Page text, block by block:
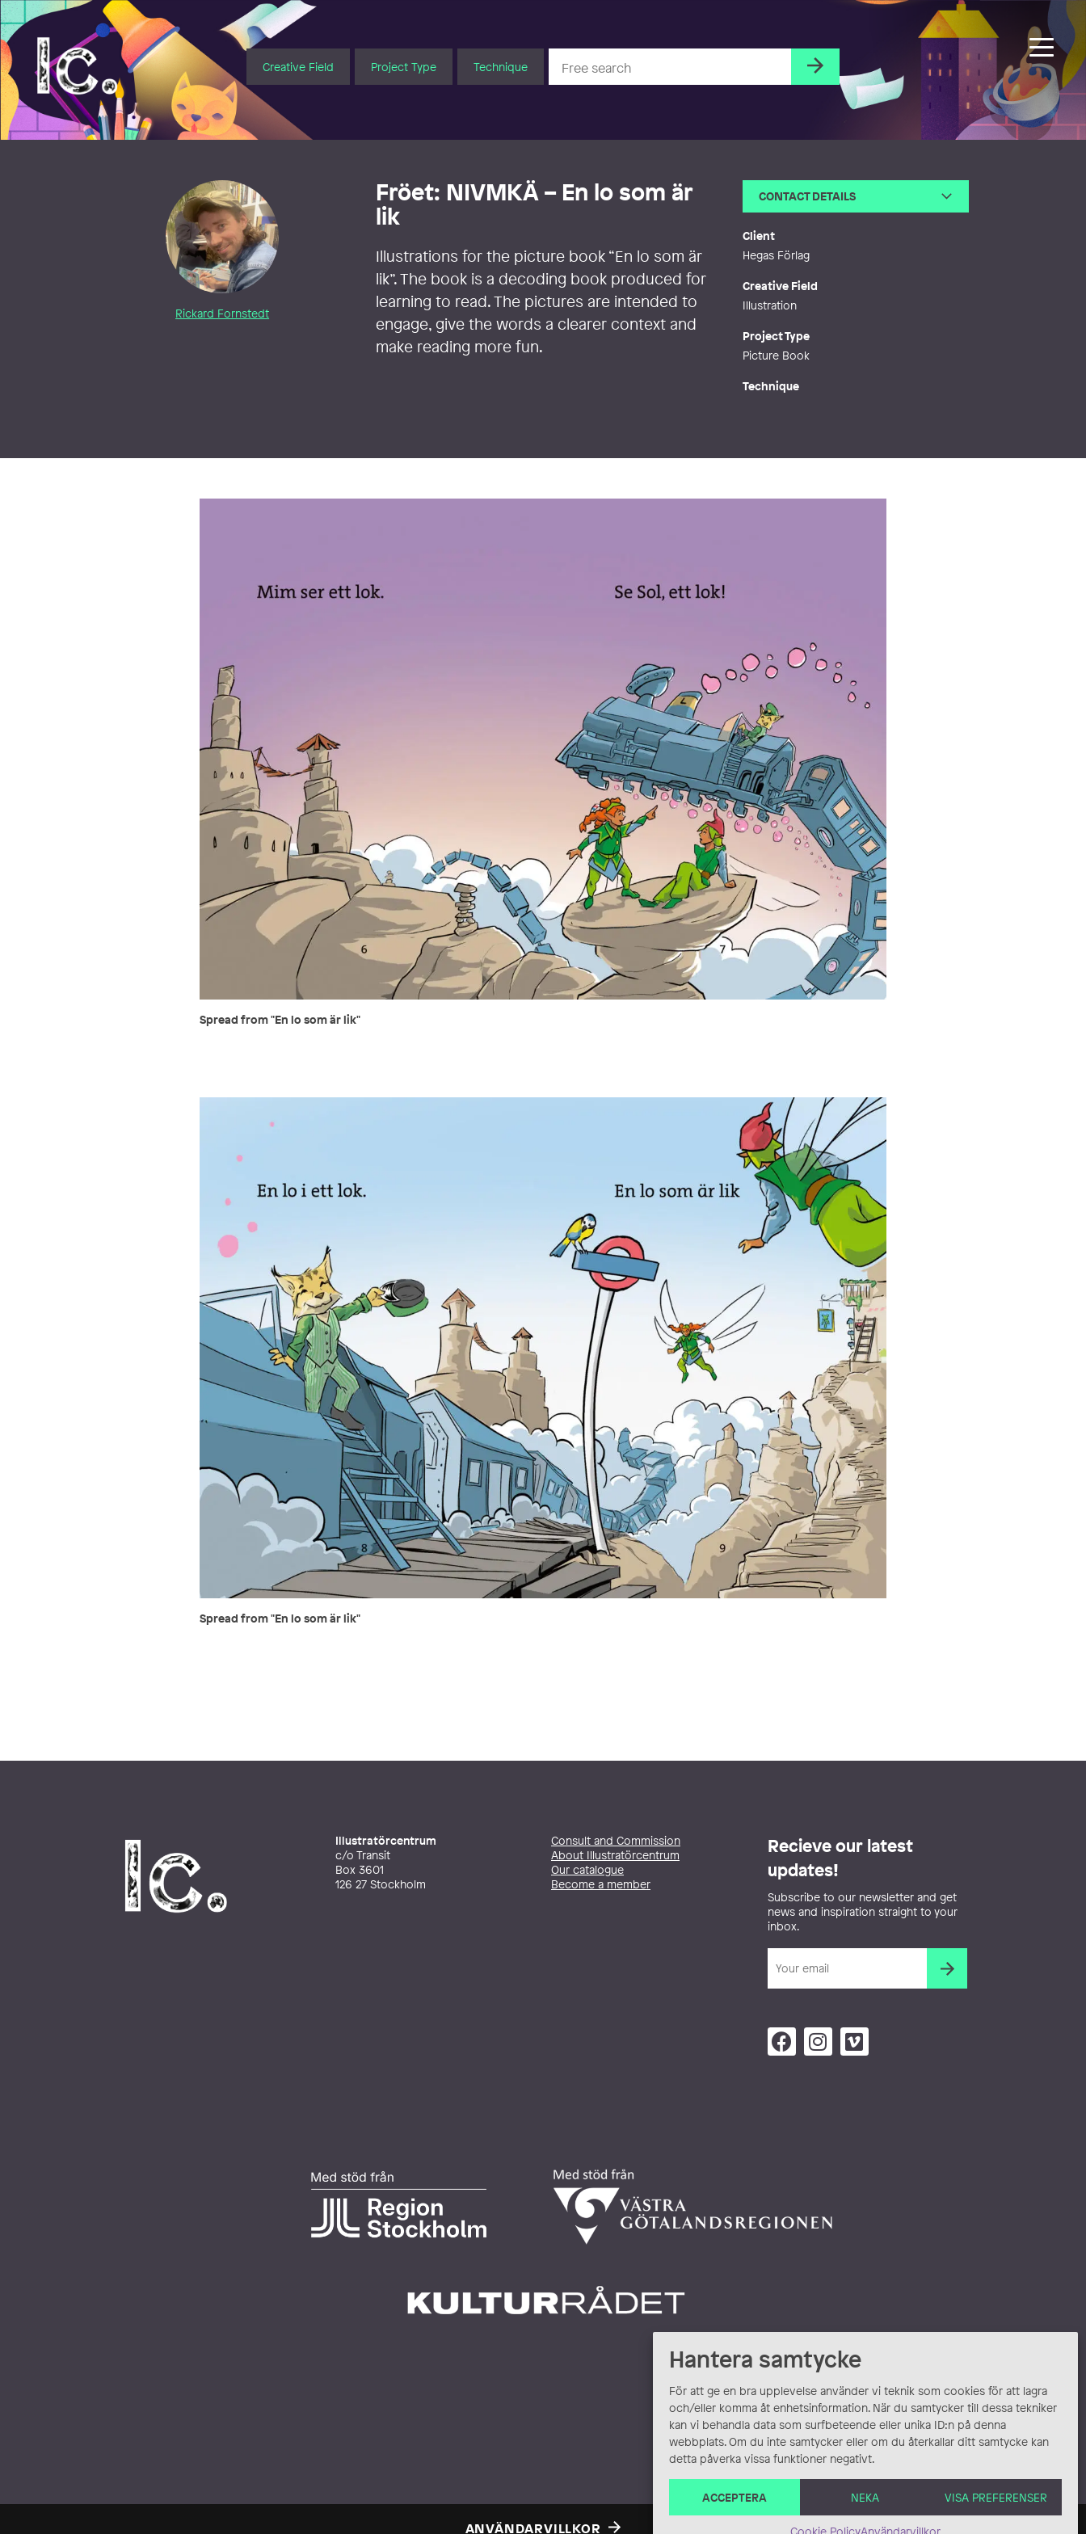
Hantera samtycke
För att ge en bra upplevelse använder vi teknik som cookies för att lagra
och/eller komma åt enhetsinformation. När du samtycker till dessa tekniker
kan vi behandla data som surfbeteende eller unika ID:n på denna
webbplats. Om du inte samtycker eller om du återkallar ditt samtycke kan
detta påverka vissa funktioner negativt.
ACCEPTERA NEKA VISA PREFERENSER
Illustratörcentrum
Creative Field Project Type Technique
Rickard Fornstedt
Fröet: NIVMKÄ – En lo som är
lik
Illustrations for the picture book “En lo som är
lik”. The book is a decoding book produced for
learning to read. The pictures are intended to
engage, give the words a clearer context and
make reading more fun.
CONTACT DETAILS
Client
Hegas Förlag
Creative Field
Illustration
Project Type
Picture Book
Technique
Spread from "En lo som är lik"
Spread from "En lo som är lik"
Illustratörcentrum
c/o Transit
Box 3601
126 27 Stockholm
Consult and Commission
About Illustratörcentrum
Our catalogue
Become a member
Recieve our latest
updates!
Subscribe to our newsletter and get
news and inspiration straight to your
inbox.
ANVÄNDARVILLKOR